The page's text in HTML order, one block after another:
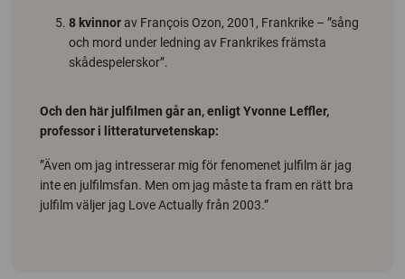
8 kvinnorav François Ozon, 2001, Frankrike – ”sång
och mord under ledning av Frankrikes främsta
skådespelerskor”.
Och den här julfilmen går an, enligt Yvonne Leffler,
professor i litteraturvetenskap:
”Även om jag intresserar mig för fenomenet julfilm är jag
inte en julfilmsfan. Men om jag måste ta fram en rätt bra
julfilm väljer jag Love Actuallyfrån 2003.”